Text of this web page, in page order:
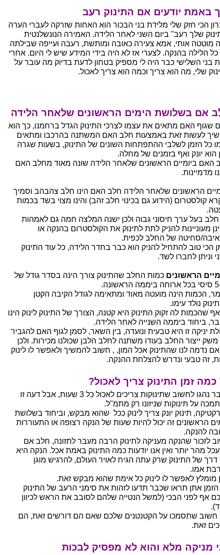
באמת יודעים אם התינוק רעב
הכי חזק שלי מלידת בני הבכור הוא האחות שזרקה לעברי הערה
שלך רעב" ביום השני לאחר הלידה. האמירה הנונשלנטית
מוטטה אותי, אמא צעירה כאובה ומותשת, רעבה ועייפה שבילתה
הלילה בהנקה. לצערי אז לא היה בידי המידע שיש לי היום. אחרי
בני השלישי כבר היה לי מספיק בטחון לדעת בדיוק מה עובר על
שלי, מה הוא צריך וכמה הוא צריך לאכול.
אם בשלושת הימים הראשונים שלאחר הלידה
שגוף האם מתאים את עצמו לצרכי התינוק הגדל ברחמנו, כך הוא
לעשות זאת באמצעות חלב האם המשתנה בהרכבו ומתאים
כל הזמן לשלבי ההתפתחות השונים של התינוק, בשעות שגרה
הוא יונק ואף בזמנים של מחלה.
האם ביומיים הראשונים שלאחר הלידה שונה מאוד מחלב האם
מדמיינות.
הראשונים שלאחר הלידה חלב האם הינו חלב צהבהב וסמיך
קולסטרום (הידוע גם בכינוי חלב זהב) והינו מצוי בשד בכמות
חלב בעל ערך חיסוני גבוה ולכן ישנה המלצה חמה גם לאמהות
מעוניינות להניק לתת לתינוק את הקולסטרום בהנקה או
סחיטה של החלב לכפית.
הכי טוב להתחיל להניק הוא כבר בחדר הלידה, כל עוד התינוק
וניתן לחברו לשד.
הראשונים כמות החלב שהתינוק צורך הינה בסדר גודל של
הראשונה.
הכמות הינה מועטה מאוד ומתאימה לגודל הקיבה הקטן
נולד עימו.
שהכמות לה זקוק התינוק היא קטנה, הצורך של התינוק לינוק הינו
ביחוד ביממה השנייה לאחר הלידה.
יניקה זו היא טבעית ונועדה, בין השאר, לסמן לגוף האם להגביר
ייצור החלב בעודו משתנה לחלב הלבן שכולנו מכירות. ולכן
נדמה לנו שהתינוק אכל המון, , חשוב להמשיך ולאפשר לו לינוק
זה טבעי ונדרש להצלחת ההנקה.
כמה זמן התינוק צריך לאכול?
בעבר נהגו לחשוב שתינוקות צריכים לאכול כל 3 שעות, אבל דעה זו
על תינוקות שניזונו רק מתמ"ל.
תינוק יונק צריך לינוק ככל שהוא מבקש, וביחוד בשלושת
הראשונים זה יכול להיות שעות של הנקה רצופה או התעוררות
להנקה.
לזכור שהנקה מעניקה לתינוק הרבה מעבר לתזונה, חלב אם
מהר יותר ואין אנו יודעות כמה התינוק באמת אכל. הנקה היא
דרך של התינוק שרק עתה הגיח לאויר העולם, להרגיש מוגן
אמו.
מומלץ לאפשר לו לינוק כל אימת שהוא מבקש זאת.
אתן תראו שכבר תדעו לזהות את סימני הרעב של התינוק
אף לפני הבכי (למשל הנטייה שלהם לסובב את הראש לכיוון
חשוב שתסמכו על הקטנטנים שלכם שאם הם דורשים זאת, הם
זאת.
מניקה מלא והוא לא מפסיק לבכות